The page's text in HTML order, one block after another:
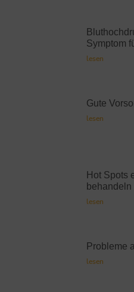
Symptom
lesen
Gute
lesen
Hot Spots
behandeln
lesen
Probleme
lesen